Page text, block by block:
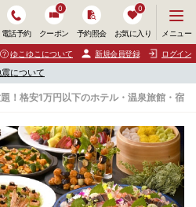
電話予約 クーポン
0
予約照会 お気に入り
0
ニ
ュ
ー
開
く
メニュー
ゆこゆこについて 新規会員登録 ログイン
について
！格安1万円以下のホテル・温泉旅館・宿